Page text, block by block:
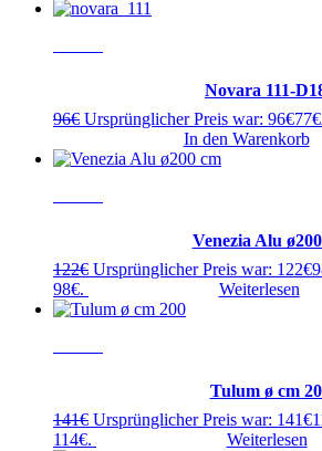
Novara 111-
96€ Ursprünglicher Preis war: 96€77€
In den Warenkorb
Venezia Alu
122€ Ursprünglicher Preis war: 122€
98€.
Weiterlesen
Tulum ø cm
141€ Ursprünglicher Preis war: 141€
114€.
Weiterlesen